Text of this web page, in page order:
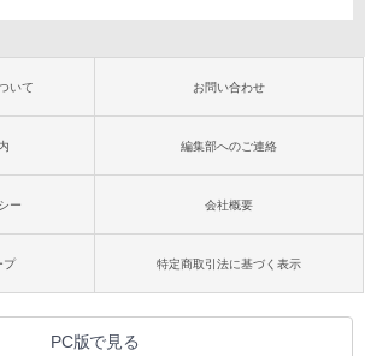
いて お問い合わせ
編集部へのご連絡
ー 会社概要
プ 特定商取引法に基づく表示
PC版で見る